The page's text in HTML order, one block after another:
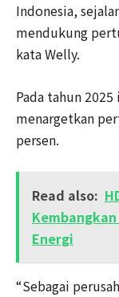
Indonesia,
mendukung
kata Welly.
Pada tahun
menargetkan
persen.
Read also:
Energi
“Sebagai